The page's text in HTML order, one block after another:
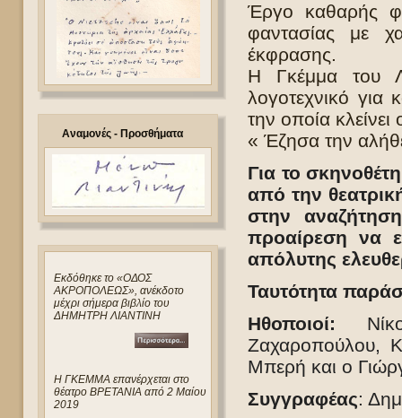
Αναμονές - Προσθήματα
Eκδόθηκε το «ΟΔΟΣ
ΑΚΡΟΠΟΛΕΩΣ», ανέκδοτο
μέχρι σήμερα βιβλίο του
ΔΗΜΗΤΡΗ ΛΙΑΝΤΙΝΗ
Η ΓΚΕΜΜΑ επανέρχεται στο
θέατρο ΒΡΕΤΑΝΙΑ από 2 Μαίου
2019
Έργο καθαρής
φαντασίας με
έκφρασης.
Η Γκέμμα του
λογοτεχνικό για
την οποία
« Έζησα την
Για το
από την
στην
προαίρεση να
απόλυτης
Ταυτότητα
Ηθοποιοί: Ν
Ζαχαροπούλου,
Μπερή και ο
Συγγραφέας: